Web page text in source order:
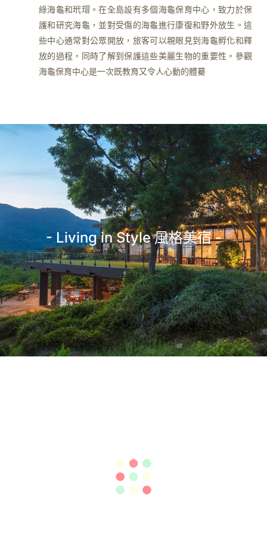
綠海龜和玳瑁。在全島設有多個海龜保育中心，致力於保
護和研究海龜，並對受傷的海龜進行康復和野外放生。這
些中心通常對公眾開放，旅客可以親眼見到海龜孵化和釋
放的過程，同時了解到保護這些美麗生物的重要性。參觀
海龜保育中心是一次既教育又令人心動的體驀
- Living in Style 風格美宿 -